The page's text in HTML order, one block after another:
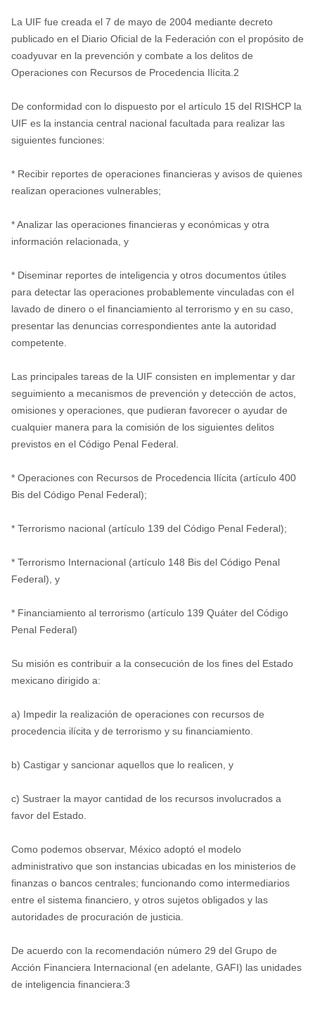
La UIF fue creada el 7 de mayo de 2004 mediante decreto
publicado en el Diario Oficial de la Federación con el propósito de
coadyuvar en la prevención y combate a los delitos de
Operaciones con Recursos de Procedencia Ilícita.2
De conformidad con lo dispuesto por el artículo 15 del RISHCP la
UIF es la instancia central nacional facultada para realizar las
siguientes funciones:
* Recibir reportes de operaciones financieras y avisos de quienes
realizan operaciones vulnerables;
* Analizar las operaciones financieras y económicas y otra
información relacionada, y
* Diseminar reportes de inteligencia y otros documentos útiles
para detectar las operaciones probablemente vinculadas con el
lavado de dinero o el financiamiento al terrorismo y en su caso,
presentar las denuncias correspondientes ante la autoridad
competente.
Las principales tareas de la UIF consisten en implementar y dar
seguimiento a mecanismos de prevención y detección de actos,
omisiones y operaciones, que pudieran favorecer o ayudar de
cualquier manera para la comisión de los siguientes delitos
previstos en el Código Penal Federal.
* Operaciones con Recursos de Procedencia Ilícita (artículo 400
Bis del Código Penal Federal);
* Terrorismo nacional (artículo 139 del Código Penal Federal);
* Terrorismo Internacional (artículo 148 Bis del Código Penal
Federal), y
* Financiamiento al terrorismo (artículo 139 Quáter del Código
Penal Federal)
Su misión es contribuir a la consecución de los fines del Estado
mexicano dirigido a:
a) Impedir la realización de operaciones con recursos de
procedencia ilícita y de terrorismo y su financiamiento.
b) Castigar y sancionar aquellos que lo realicen, y
c) Sustraer la mayor cantidad de los recursos involucrados a
favor del Estado.
Como podemos observar, México adoptó el modelo
administrativo que son instancias ubicadas en los ministerios de
finanzas o bancos centrales; funcionando como intermediarios
entre el sistema financiero, y otros sujetos obligados y las
autoridades de procuración de justicia.
De acuerdo con la recomendación número 29 del Grupo de
Acción Financiera Internacional (en adelante, GAFI) las unidades
de inteligencia financiera:3